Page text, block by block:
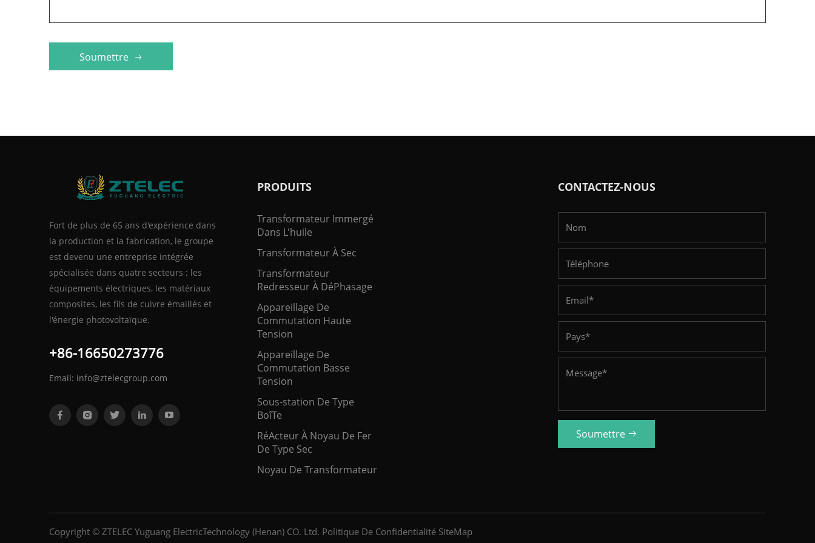
Soumettre
Fort de plus de 65 ans d'expérience dans
la production et la fabrication, le groupe
est devenu une entreprise intégrée
spécialisée dans quatre secteurs : les
équipements électriques, les matériaux
composites, les fils de cuivre émaillés et
l'énergie photovoltaïque.
+86-16650273776
Email: info@ztelecgroup.com
PRODUITS
Transformateur Immergé
Dans L'huile
Transformateur À Sec
Transformateur
Redresseur À DéPhasage
Appareillage De
Commutation Haute
Tension
Appareillage De
Commutation Basse
Tension
Sous-station De Type
BoîTe
RéActeur À Noyau De Fer
De Type Sec
Noyau De Transformateur
CONTACTEZ-NOUS
Soumettre
Copyright © ZTELEC Yuguang ElectricTechnology (Henan) CO. Ltd. Politique De Confidentialité SiteMap